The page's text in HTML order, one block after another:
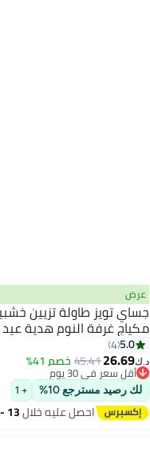
عرض
جساي تويز طاولة تزيين
مكياج غرفة النوم هدية عيد
5.0
4
د.ك‏26.69
45.41خصم 41%
أقل سعر في 30 يوم
أقل سعر في 30 يوم
لك رصيد مسترجع 10% + 1
احصل عليه خلال13 - 14 اغسطس